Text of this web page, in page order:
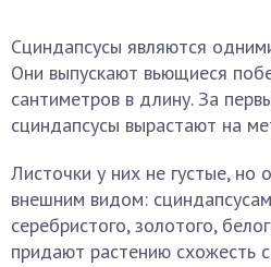
Сциндапсусы являются
Они выпускают вьющиеся
сантиметров в длину. За
сциндапсусы вырастают на
Листочки у них не густые, но
внешним видом:
серебристого, золотого,
придают растению схожесть